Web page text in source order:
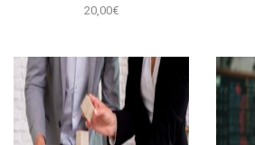
20,00€